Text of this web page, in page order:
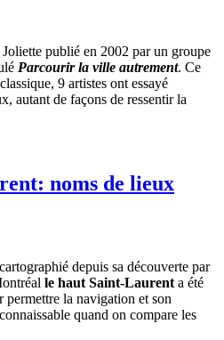
publié en 2002 par un groupe
Parcourir la ville autrement. Ce
9 artistes ont essayé
autant de façons de ressentir la
noms de lieux
depuis sa découverte par
le haut Saint-Laurenta été
permettre la navigation et son
quand on compare les